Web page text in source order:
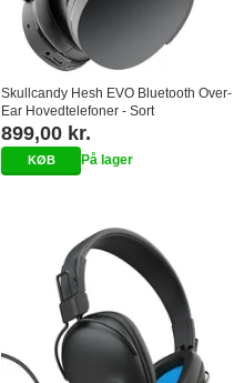
Skullcandy Hesh EVO Bluetooth Over-
Ear Hovedtelefoner - Sort
899,00 kr.
På lager